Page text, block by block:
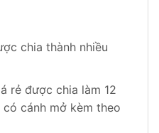
chia thành nhiều
rẻ được chia làm 12
cánh mở kèm theo